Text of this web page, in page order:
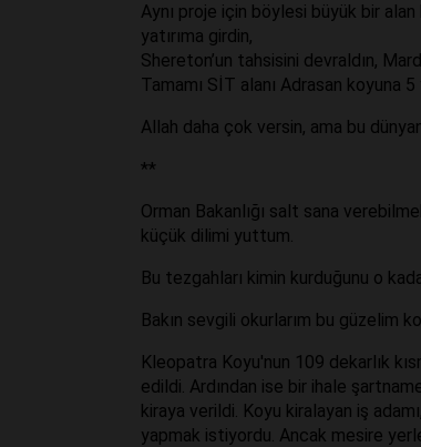
Aynı proje için böylesi büyük bir
yatırıma girdin,
Shereton’un tahsisini devraldın,
Tamamı SİT alanı Adrasan koyuna
Allah daha çok versin, ama bu
**
Orman Bakanlığı salt sana
küçük dilimi yuttum.
Bu tezgahları kimin kurduğunu o
Bakın sevgili okurlarım bu güzelim
Kleopatra Koyu'nun 109 dekarlık
edildi. Ardından ise bir ihale
kiraya verildi. Koyu kiralayan iş
yapmak istiyordu. Ancak mesire